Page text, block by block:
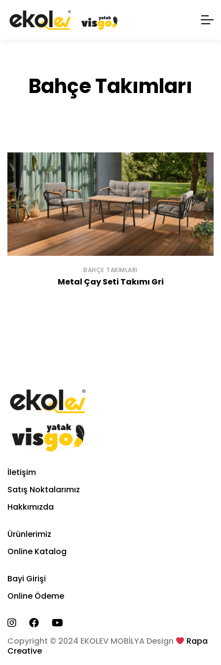
Bahçe Takımları
BAHÇE TAKIMLARI
Metal Çay Seti Takımı Gri
İletişim
Satış Noktalarımız
Hakkımızda
Ürünlerimiz
Online Katalog
Bayi Girişi
Online Ödeme
Copyright © 2024 EKOLEV MOBİLYA Design
Rapa
Creative